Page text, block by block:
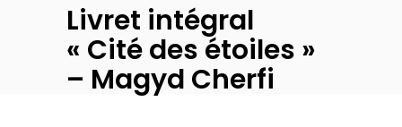
Livret intégral
« Cité des étoiles »
– Magyd Cherfi